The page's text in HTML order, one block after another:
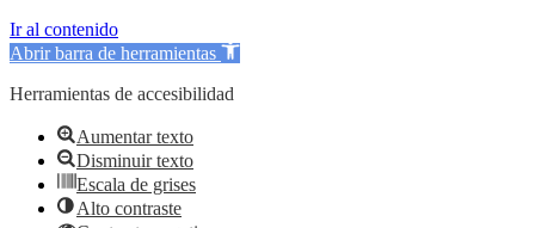
Ir al contenido
Abrir barra de herramientas
Herramientas de accesibilidad
Aumentar texto
Disminuir texto
Escala de grises
Alto contraste